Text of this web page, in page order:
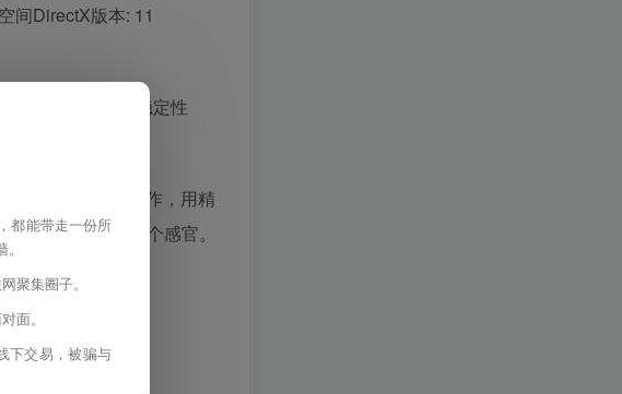
间DirectX版本: 11
画面质量与运行稳定性
元的
恐怖佳作，用精
抑氛围彻底渗透每个感官。
都能带走一份所
聚集圈子。
面。
下交易，被骗与